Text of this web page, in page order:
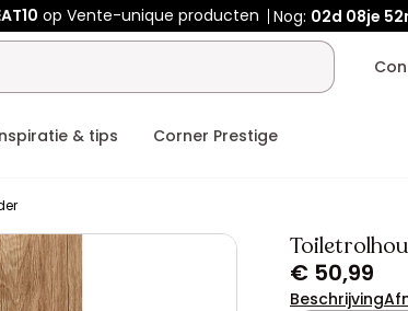
op Vente-unique producten Nog: 02d 08je
& tips Corner Prestige
€ 50,99
Beschrijving